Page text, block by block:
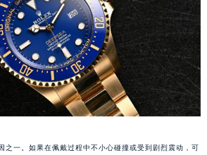
之一。如果在佩戴过程中不小心碰撞或受到剧烈震动，可